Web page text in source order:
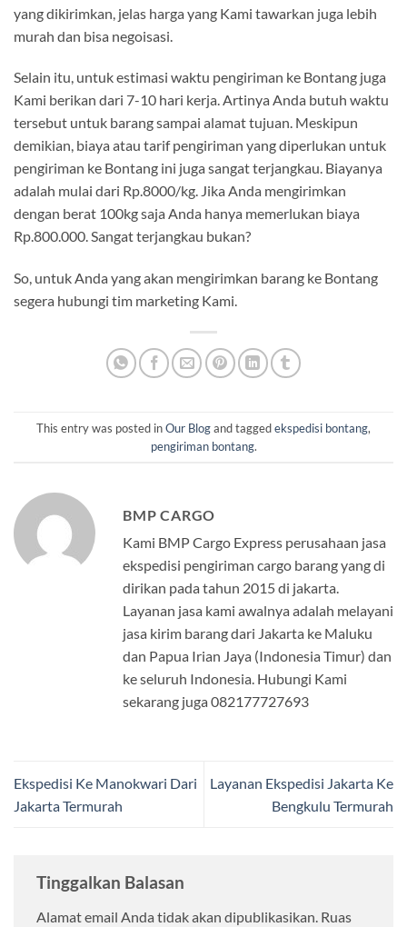
yang dikirimkan, jelas harga yang Kami tawarkan juga lebih
murah dan bisa negoisasi.
Selain itu, untuk estimasi waktu pengiriman ke Bontang juga
Kami berikan dari 7-10 hari kerja. Artinya Anda butuh waktu
tersebut untuk barang sampai alamat tujuan. Meskipun
demikian, biaya atau tarif pengiriman yang diperlukan untuk
pengiriman ke Bontang ini juga sangat terjangkau. Biayanya
adalah mulai dari Rp.8000/kg. Jika Anda mengirimkan
dengan berat 100kg saja Anda hanya memerlukan biaya
Rp.800.000. Sangat terjangkau bukan?
So, untuk Anda yang akan mengirimkan barang ke Bontang
segera hubungi tim marketing Kami.
This entry was posted inOur Blogand taggedekspedisi bontang,
pengiriman bontang.
BMP CARGO
Kami BMP Cargo Express perusahaan jasa
ekspedisi pengiriman cargo barang yang di
dirikan pada tahun 2015 di jakarta.
Layanan jasa kami awalnya adalah melayani
jasa kirim barang dari Jakarta ke Maluku
dan Papua Irian Jaya (Indonesia Timur) dan
ke seluruh Indonesia. Hubungi Kami
sekarang juga 082177727693
Ekspedisi Ke Manokwari Dari
Jakarta Termurah
Layanan Ekspedisi Jakarta Ke
Bengkulu Termurah
Tinggalkan Balasan
Alamat email Anda tidak akan dipublikasikan. Ruas